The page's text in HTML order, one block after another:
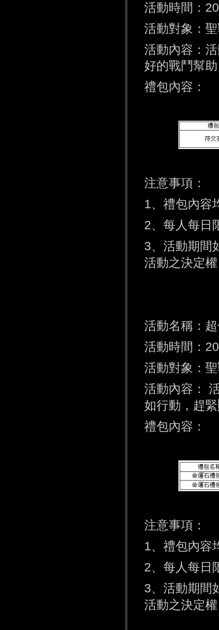
活動時間：
活動對象：
活動內容：
好的戰鬥幫助
禮包內容：
注意事項：
1、禮包內容
2、每人每日
3、活動期間
活動之決定
活動名稱：
活動時間：
活動對象：
活動內容：
如行動，趕緊
禮包內容：
注意事項：
1、禮包內容
2、每人每日
3、活動期間
活動之決定